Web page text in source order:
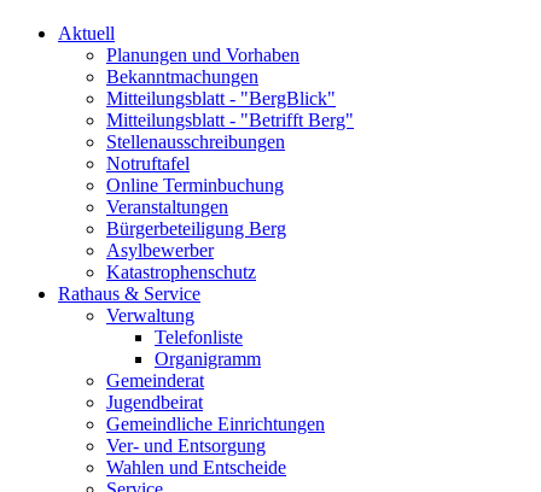
Aktuell
Planungen und Vorhaben
Bekanntmachungen
Mitteilungsblatt - "BergBlick"
Mitteilungsblatt - "Betrifft Berg"
Stellenausschreibungen
Notruftafel
Online Terminbuchung
Veranstaltungen
Bürgerbeteiligung Berg
Asylbewerber
Katastrophenschutz
Rathaus & Service
Verwaltung
Telefonliste
Organigramm
Gemeinderat
Jugendbeirat
Gemeindliche Einrichtungen
Ver- und Entsorgung
Wahlen und Entscheide